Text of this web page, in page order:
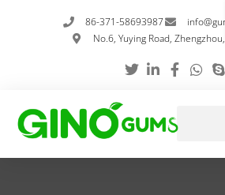
86-371-58693987
No.6, Yuying Road, Zhengzhou,